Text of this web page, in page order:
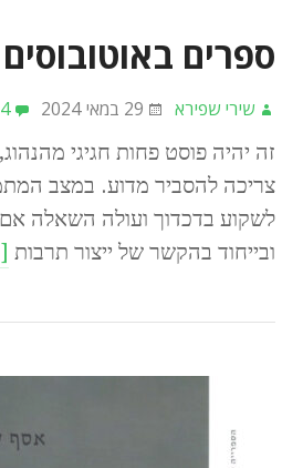
ספרים
שירי שפירא 29 במאי 2024 4
זה יהיה פוסט פחות חגיגי
צריכה להסביר מדוע. במצב
לשקוע בדכדוך ועולה השאלה אם
ובייחוד בהקשר של ייצור תרבות